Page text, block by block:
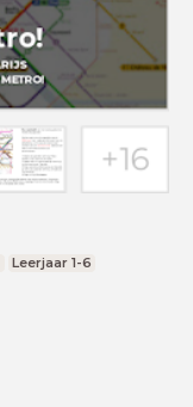
Leerjaar 1-6